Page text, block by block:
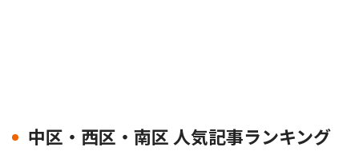
中区・西区・南区 人気記事ランキング